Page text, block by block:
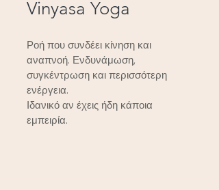
Vinyasa Yoga
Ροή που συνδέει κίνηση και
αναπνοή. Ενδυνάμωση,
συγκέντρωση και περισσότερη
ενέργεια.
Ιδανικό αν έχεις ήδη κάποια
εμπειρία.